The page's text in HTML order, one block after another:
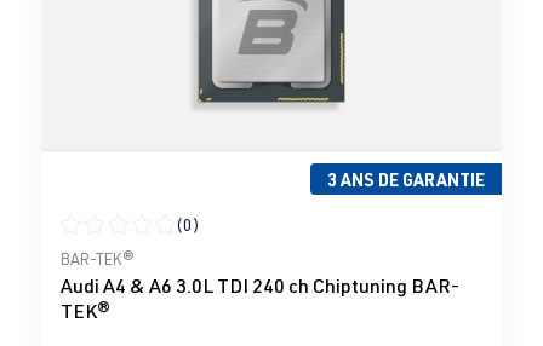
3 ANS DE GARANTIE
Note moyenne de 0 sur 5 étoiles
(0)
BAR-TEK®
Audi A4 & A6 3.0L TDI 240 ch Chiptuning BAR-
TEK®